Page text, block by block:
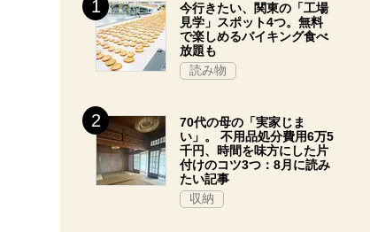
今行きたい、関東の「工場
見学」スポット4つ。無料
で楽しめるバイキング食べ
放題も
読み物
70代の母の「実家じま
い」。 不用品処分費用6万5
千円、時間を味方にした片
付けのコツ3つ：8月に読み
たい記事
収納